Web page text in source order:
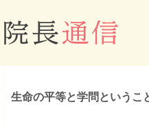
生命の平等と学問というこ